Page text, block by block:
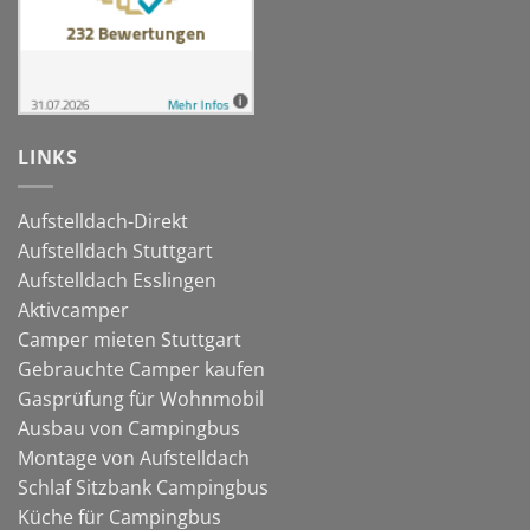
LINKS
Aufstelldach-Direkt
Aufstelldach Stuttgart
Aufstelldach Esslingen
Aktivcamper
Camper mieten Stuttgart
Gebrauchte Camper kaufen
Gasprüfung für Wohnmobil
Ausbau von Campingbus
Montage von Aufstelldach
Schlaf Sitzbank Campingbus
Küche für Campingbus